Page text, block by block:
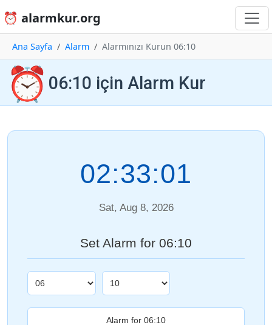
⏰ alarmkur.org
Ana Sayfa Alarm Alarmınızı Kurun 06:10
⏰ 06:10 için Alarm Kur
02:33:01
Sat, Aug 8, 2026
Set Alarm for 06:10